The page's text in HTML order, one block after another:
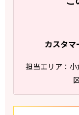
カスタマ
担当エリア：